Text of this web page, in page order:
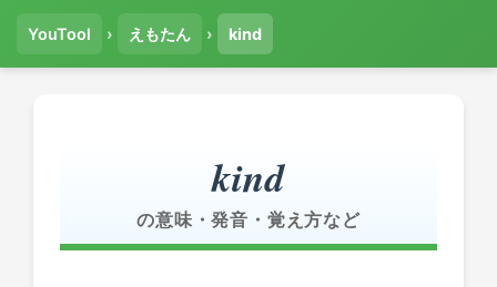
YouTool › えもたん › kind
kind
の意味・発音・覚え方など